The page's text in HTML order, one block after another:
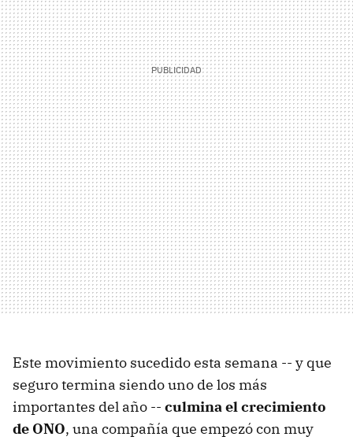
Este movimiento sucedido esta semana -- y que
seguro termina siendo uno de los más
importantes del año -- culmina el crecimiento
de ONO, una compañía que empezó con muy